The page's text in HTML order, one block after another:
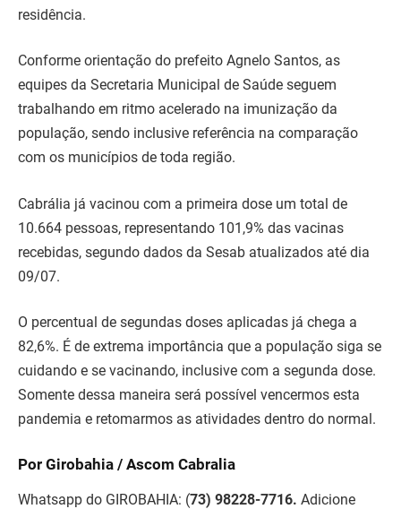
residência.
Conforme orientação do prefeito Agnelo Santos, as
equipes da Secretaria Municipal de Saúde seguem
trabalhando em ritmo acelerado na imunização da
população, sendo inclusive referência na comparação
com os municípios de toda região.
Cabrália já vacinou com a primeira dose um total de
10.664 pessoas, representando 101,9% das vacinas
recebidas, segundo dados da Sesab atualizados até dia
09/07.
O percentual de segundas doses aplicadas já chega a
82,6%. É de extrema importância que a população siga se
cuidando e se vacinando, inclusive com a segunda dose.
Somente dessa maneira será possível vencermos esta
pandemia e retomarmos as atividades dentro do normal.
Por Girobahia / Ascom Cabralia
Whatsapp do GIROBAHIA: (73) 98228-7716. Adicione